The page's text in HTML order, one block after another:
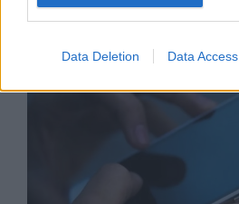
Data Deletion Data Access
07.08.2026 / 15:00